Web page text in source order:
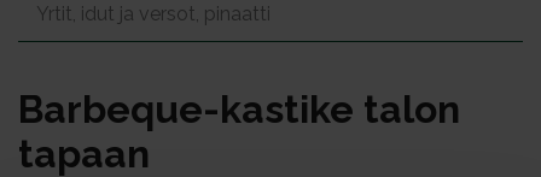
Yrtit, idut ja versot, pinaatti
Bar­be­que-kas­ti­ke ta­lon
ta­paan